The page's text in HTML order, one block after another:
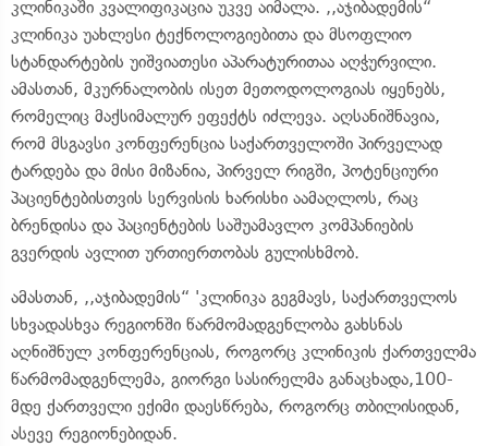
კლინიკაში კვალიფიკაცია უკვე აიმალა. ,,აჯიბადემის“
კლინიკა უახლესი ტექნოლოგიებითა და მსოფლიო
სტანდარტების უიშვიათესი აპარატურითაა აღჭურვილი.
ამასთან, მკურნალობის ისეთ მეთოდოლოგიას იყენებს,
რომელიც მაქსიმალურ ეფექტს იძლევა. აღსანიშნავია,
რომ მსგავსი კონფერენცია საქართველოში პირველად
ტარდება და მისი მიზანია, პირველ რიგში, პოტენციური
პაციენტებისთვის სერვისის ხარისხი აამაღლოს, რაც
ბრენდისა და პაციენტების საშუამავლო კომპანიების
გვერდის ავლით ურთიერთობას გულისხმობ.
ამასთან, ,,აჯიბადემის“ 'კლინიკა გეგმავს, საქართველოს
სხვადასხვა რეგიონში წარმომადგენლობა გახსნას
აღნიშნულ კონფერენციას, როგორც კლინიკის ქართველმა
წარმომადგენლემა, გიორგი სასირელმა განაცხადა,100-
მდე ქართველი ექიმი დაესწრება, როგორც თბილისიდან,
ასევე რეგიონებიდან.